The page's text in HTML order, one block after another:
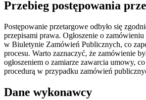
Przebieg postępowania
Postępowanie przetargowe odbyło się
przepisami prawa. Ogłoszenie o
w Biuletynie Zamówień Publicznych, co
procesu. Warto zaznaczyć, że zamówienie
ogłoszeniem o zamiarze zawarcia umowy,
procedurą w przypadku zamówień
Dane wykonawcy